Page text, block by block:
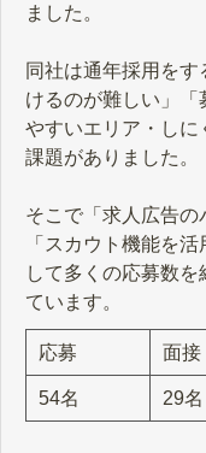
ました。
同社は通年採用を
けるのが難しい」「
やすいエリア・しに
課題がありました。
そこで「求人広告の
「スカウト機能を
して多くの応募数
ています。
応募 面接
54名 29名